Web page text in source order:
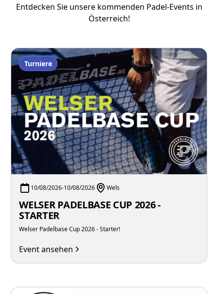
Entdecken Sie unsere kommenden Padel-Events in
Österreich!
Turniere
10/08/2026-10/08/2026 Wels
WELSER PADELBASE CUP 2026 -
STARTER
Welser Padelbase Cup 2026 - Starter!
Event ansehen